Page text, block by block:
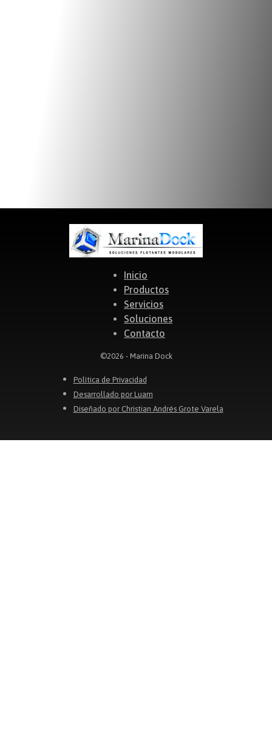
Inicio
Productos
Servicios
Soluciones
Contacto
©2026 - Marina Dock
Política de Privacidad
Desarrollado por Luam
Diseñado por Christian Andrés Grote Varela